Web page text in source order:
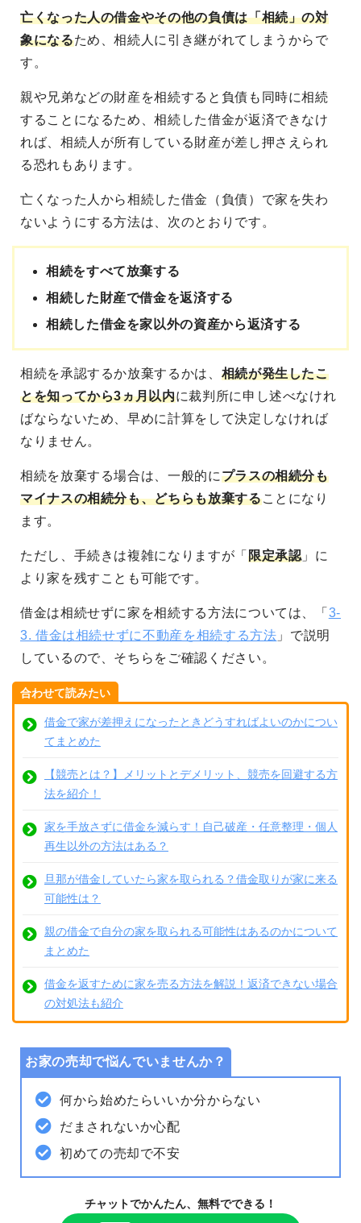
亡くなった人の借金やその他の負債は「相続」の対
象になるため、相続人に引き継がれてしまうからで
す。
親や兄弟などの財産を相続すると負債も同時に相続
することになるため、相続した借金が返済できなけ
れば、相続人が所有している財産が差し押さえられ
る恐れもあります。
亡くなった人から相続した借金（負債）で家を失わ
ないようにする方法は、次のとおりです。
相続をすべて放棄する
相続した財産で借金を返済する
相続した借金を家以外の資産から返済する
相続を承認するか放棄するかは、 相続が発生したこ
とを知ってから3ヵ月以内に裁判所に申し述べなけれ
ばならないため、早めに計算をして決定しなければ
なりません。
相続を放棄する場合は、一般的にプラスの相続分も
マイナスの相続分も、どちらも放棄することになり
ます。
ただし、手続きは複雑になりますが「 限定承認 」に
より家を残すことも可能です。
借金は相続せずに家を相続する方法については、「 3-
3. 借金は相続せずに不動産を相続する方法 」で説明
しているので、そちらをご確認ください。
合わせて読みたい
借金で家が差押えになったときどうすればよいのかについ
てまとめた
【競売とは？】メリットとデメリット、競売を回避する方
法を紹介！
家を手放さずに借金を減らす！自己破産・任意整理・個人
再生以外の方法はある？
旦那が借金していたら家を取られる？借金取りが家に来る
可能性は？
親の借金で自分の家を取られる可能性はあるのかについて
まとめた
借金を返すために家を売る方法を解説！返済できない場合
の対処法も紹介
お家の売却で悩んでいませんか？
何から始めたらいいか分からない
だまされないか心配
初めての売却で不安
チャットでかんたん、無料でできる！